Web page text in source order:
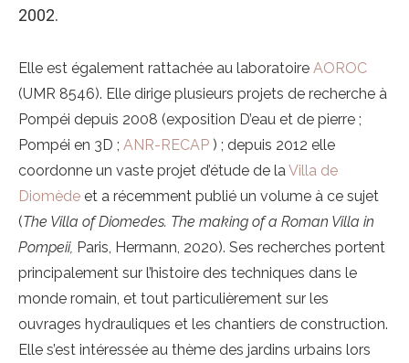
2002.
Elle est également rattachée au laboratoire AOROC
(UMR 8546). Elle dirige plusieurs projets de recherche à
Pompéi depuis 2008 (exposition D’eau et de pierre ;
Pompéi en 3D ; ANR-RECAP ) ; depuis 2012 elle
coordonne un vaste projet d’étude de laVilla de
Diomède et a récemment publié un volume à ce sujet
(The Villa of Diomedes. The making of a Roman Villa in
Pompeii, Paris, Hermann, 2020). Ses recherches portent
principalement sur l’histoire des techniques dans le
monde romain, et tout particulièrement sur les
ouvrages hydrauliques et les chantiers de construction.
Elle s’est intéressée au thème des jardins urbains lors